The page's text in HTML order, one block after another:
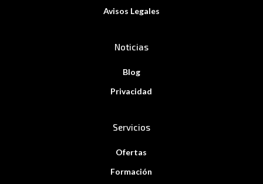
Avisos Legales
Noticias
Blog
Privacidad
Servicios
Ofertas
Formación